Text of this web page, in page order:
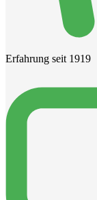
Erfahrung seit 1919